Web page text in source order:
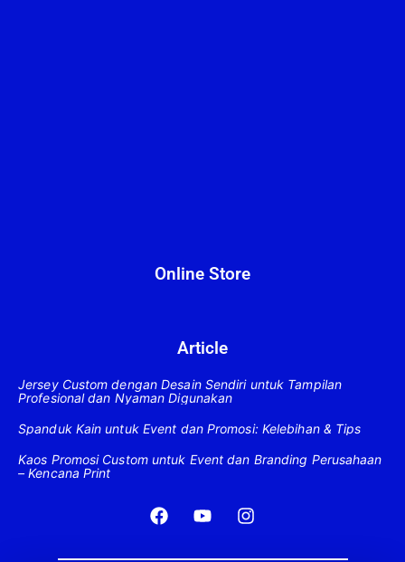
Online Store
Article
Jersey Custom dengan Desain Sendiri untuk Tampilan
Profesional dan Nyaman Digunakan
Spanduk Kain untuk Event dan Promosi: Kelebihan & Tips
Kaos Promosi Custom untuk Event dan Branding Perusahaan
– Kencana Print
F
a
Y
o
I
n